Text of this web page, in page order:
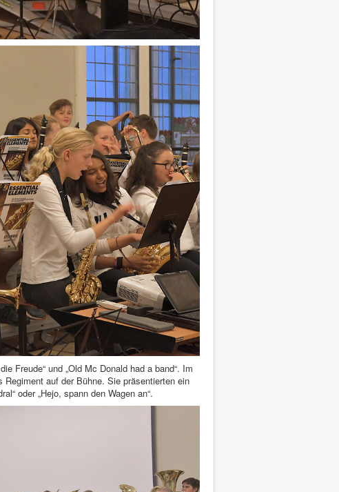
Freude“ und „Old Mc Donald had a band“. Im
auf der Bühne. Sie präsentierten ein
oder „Hejo, spann den Wagen an“.